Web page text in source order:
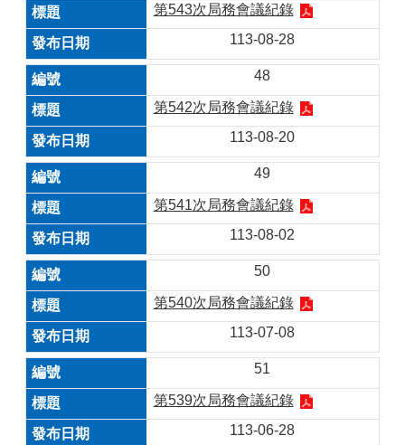
第543次局務會議紀錄
113-08-28
48
第542次局務會議紀錄
113-08-20
49
第541次局務會議紀錄
113-08-02
50
第540次局務會議紀錄
113-07-08
51
第539次局務會議紀錄
113-06-28